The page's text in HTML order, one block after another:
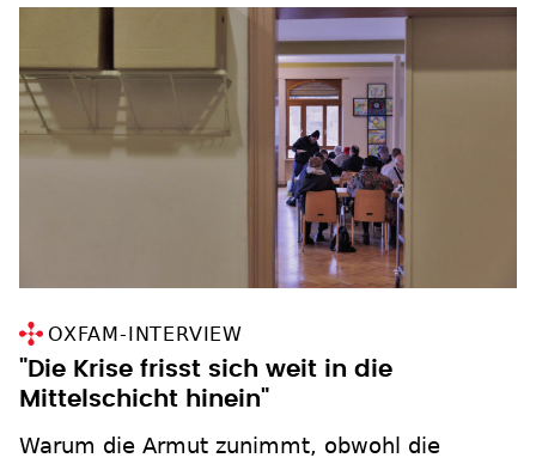
OXFAM-INTERVIEW
"Die Krise frisst sich weit in die
Mittelschicht hinein"
Warum die Armut zunimmt, obwohl die